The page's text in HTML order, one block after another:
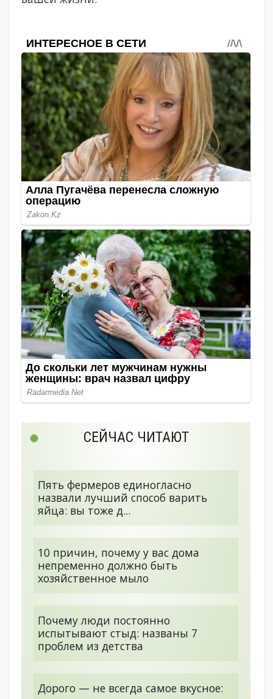
СЕЙЧАС ЧИТАЮТ
Пять фермеров единогласно
назвали лучший способ варить
яйца: вы тоже д...
10 причин, почему у вас дома
непременно должно быть
хозяйственное мыло
Почему люди постоянно
испытывают стыд: названы 7
проблем из детства
Дорого — не всегда самое вкусное: